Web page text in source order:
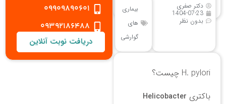
دکتر صفری
1404-07-23
بدون نظر
بیماری
های
گوارشی
H. pylori چیست؟
باکتری Helicobacter
09909890601
09392186488
دریافت نوبت آنلاین